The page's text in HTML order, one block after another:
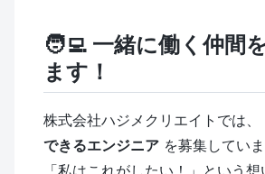
🧑‍💻 一緒に働く仲間
ます！
株式会社ハジメクリエイトでは、
できるエンジニア を募集していま